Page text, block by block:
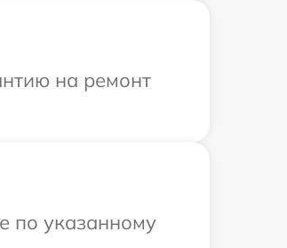
на ремонт
по указанному